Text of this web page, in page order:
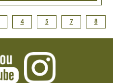
4 5 7 8